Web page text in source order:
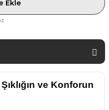
Ekle
ve Konforun